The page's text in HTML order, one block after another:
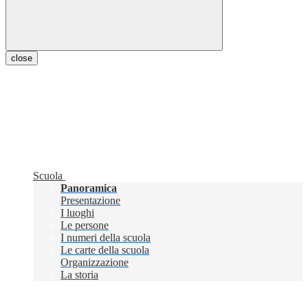
close
Scuola
Panoramica
Presentazione
I luoghi
Le persone
I numeri della scuola
Le carte della scuola
Organizzazione
La storia